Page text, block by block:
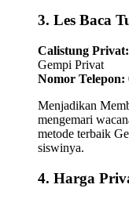
3. Les Baca
Calistung Privat:
Gempi Privat
Nomor Telepon:
Menjadikan
mengemari
metode terbaik
siswinya.
4. Harga